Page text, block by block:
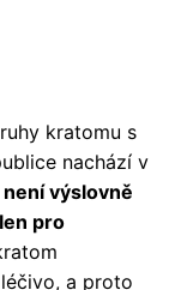
kratomu s
nachází v
není výslovně
pro
a proto